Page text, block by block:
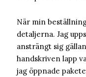
När min
detaljerna. Jag
ansträngt sig
handskriven lapp
jag öppnade